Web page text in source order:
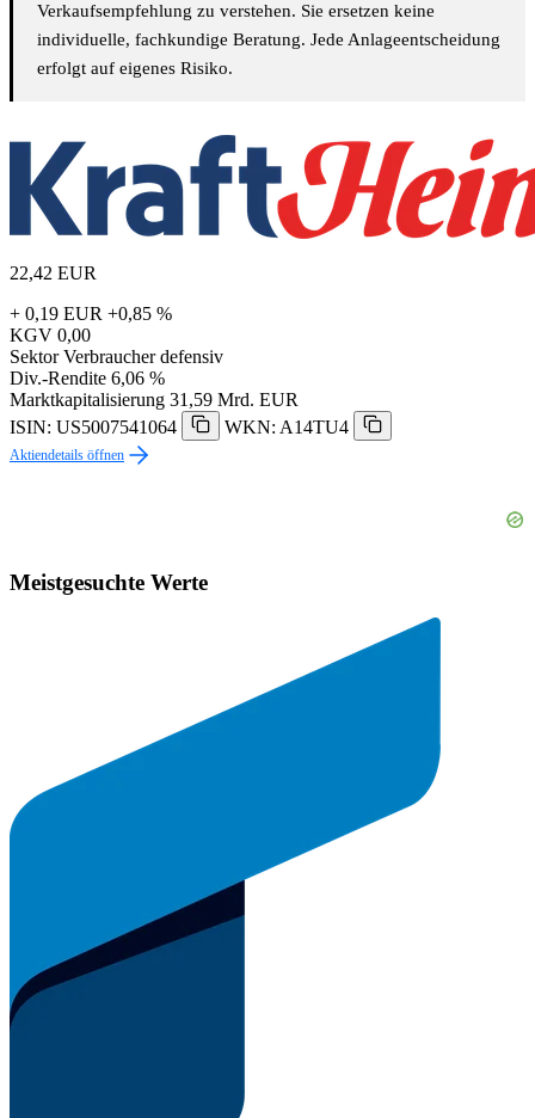
Verkaufsempfehlung zu verstehen. Sie ersetzen keine
individuelle, fachkundige Beratung. Jede Anlageentscheidung
erfolgt auf eigenes Risiko.
22,42 EUR
+ 0,19 EUR +0,85 %
KGV 0,00
Sektor Verbraucher defensiv
Div.-Rendite 6,06 %
Marktkapitalisierung 31,59 Mrd. EUR
ISIN: US5007541064
WKN: A14TU4
Aktiendetails öffnen
Meistgesuchte Werte